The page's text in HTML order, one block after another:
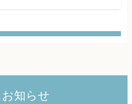
お知らせ